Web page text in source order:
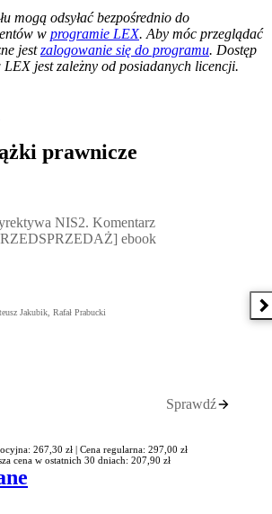
mogą odsyłać bezpośrednio do
w programie LEX. Aby móc przeglądać
jestzalogowanie się do programu. Dostęp
jest zależny od posiadanych licencji.
prawnicze
NIS2. Komentarz
ebook
Jakubik, Rafał Prabucki
Sprawdź
267,30 zł | Cena regularna: 297,00 zł
cena w ostatnich 30 dniach: 207,90 zł